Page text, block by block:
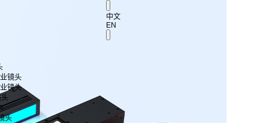
镜头
镜头
头
中文
EN